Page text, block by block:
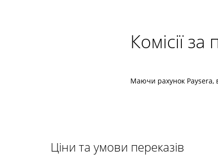
Комісії
Маючи рахунок Paysera,
Ціни та умови переказів